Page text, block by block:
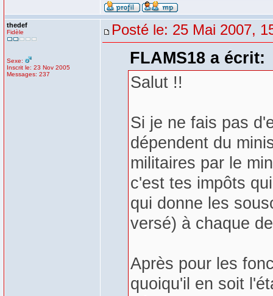
thedef
Fidèle
Sexe:
Inscrit le: 23 Nov 2005
Messages: 237
Posté le: 25 Mai 2007,
FLAMS18 a écrit:
Salut !!
Si je ne fais pas
dépendent du
militaires par le
c'est tes impôts
qui donne les
versé) à chaque
Après pour les
quoiqu'il en soit